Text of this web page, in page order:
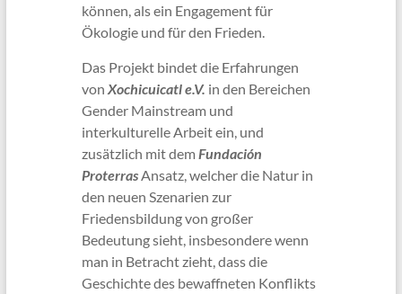
können, als ein Engagement für
Ökologie und für den Frieden.
Das Projekt bindet die Erfahrungen
von Xochicuicatl e.V. in den Bereichen
Gender Mainstream und
interkulturelle Arbeit ein, und
zusätzlich mit dem Fundación
Proterras Ansatz, welcher die Natur in
den neuen Szenarien zur
Friedensbildung von großer
Bedeutung sieht, insbesondere wenn
man in Betracht zieht, dass die
Geschichte des bewaffneten Konflikts